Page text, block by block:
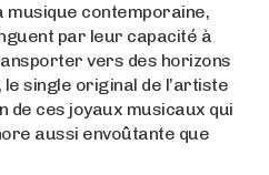
musique contemporaine,
par leur capacité à
vers des horizons
single original de l’artiste
de ces joyaux musicaux qui
aussi envoûtante que